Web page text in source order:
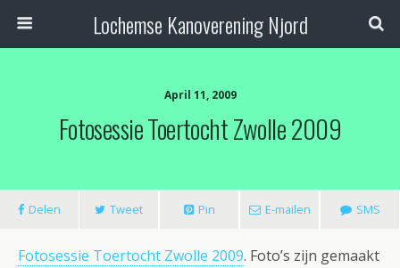
Lochemse Kanoverening Njord
April 11, 2009
Fotosessie Toertocht Zwolle 2009
Delen Tweet Pin E-mailen SMS
Fotosessie Toertocht Zwolle 2009. Foto’s zijn gemaakt